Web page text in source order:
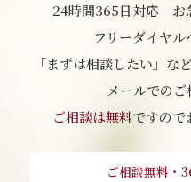
24時間365日対応 お
フリーダイヤル
「まずは相談したい」な
メールでのご
ご相談は無料ですので
ご相談無料・